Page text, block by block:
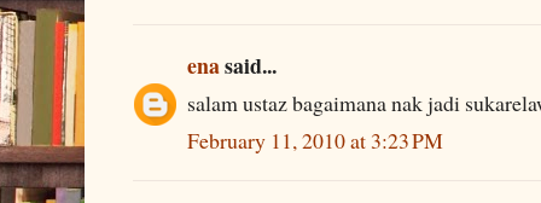
enasaid...
salam ustaz bagaimana nak jadi
February 11, 2010 at 3:23 PM